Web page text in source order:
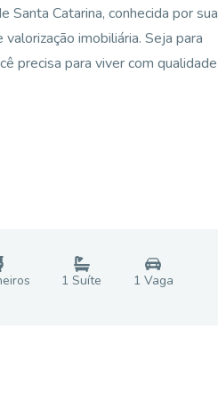
Santa Catarina, conhecida por sua
imobiliária. Seja para
precisa para viver com qualidade
s 1 Suíte 1 Vaga